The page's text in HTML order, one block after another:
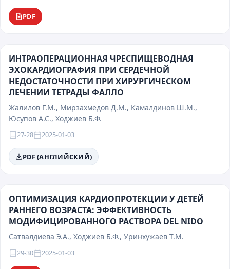
PDF
ИНТРАОПЕРАЦИОННАЯ ЧРЕСПИЩЕВОДНАЯ
ЭХОКАРДИОГРАФИЯ ПРИ СЕРДЕЧНОЙ
НЕДОСТАТОЧНОСТИ ПРИ ХИРУРГИЧЕСКОМ
ЛЕЧЕНИИ ТЕТРАДЫ ФАЛЛО
Жалилов Г.М., Мирзахмедов Д.М., Камалдинов Ш.М.,
Юсупов А.С., Ходжиев Б.Ф.
27-28 2025-01-03
PDF (АНГЛИЙСКИЙ)
ОПТИМИЗАЦИЯ КАРДИОПРОТЕКЦИИ У ДЕТЕЙ
РАННЕГО ВОЗРАСТА: ЭФФЕКТИВНОСТЬ
МОДИФИЦИРОВАННОГО РАСТВОРА DEL NIDO
Сатвалдиева Э.А., Ходжиев Б.Ф., Уринхужаев Т.М.
29-30 2025-01-03